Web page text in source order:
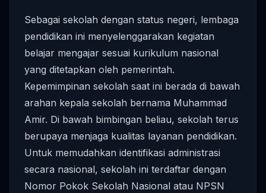
Sebagai sekolah dengan status negeri, lembaga
pendidikan ini menyelenggarakan kegiatan
belajar mengajar sesuai kurikulum nasional
yang ditetapkan oleh pemerintah.
Kepemimpinan sekolah saat ini berada di bawah
arahan kepala sekolah bernama Muhammad
Amir. Di bawah bimbingan beliau, sekolah terus
berupaya menjaga kualitas layanan pendidikan.
Untuk memudahkan identifikasi administrasi
secara nasional, sekolah ini terdaftar dengan
Nomor Pokok Sekolah Nasional atau NPSN